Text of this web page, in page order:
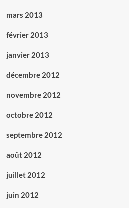
mars 2013
février 2013
janvier 2013
décembre 2012
novembre 2012
octobre 2012
septembre 2012
août 2012
juillet 2012
juin 2012